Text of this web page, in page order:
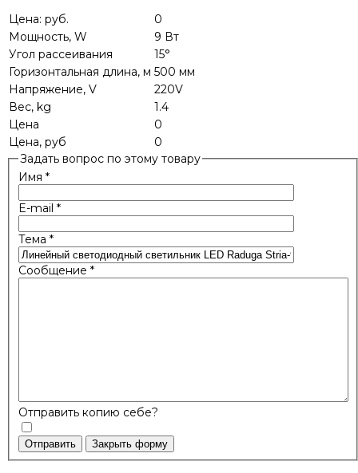
Цена: руб.
0
Мощность, W
9 Вт
Угол рассеивания
15°
Горизонтальная длина, м 500 мм
Напряжение, V
220V
Вес, kg
1.4
Цена
0
Цена, руб
0
Задать вопрос по этому товару
Имя *
E-mail *
Тема *
Сообщение *
Отправить копию себе?
Отправить Закрыть форму